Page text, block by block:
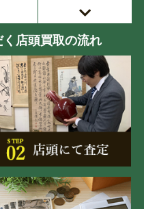
店頭買取の流れ